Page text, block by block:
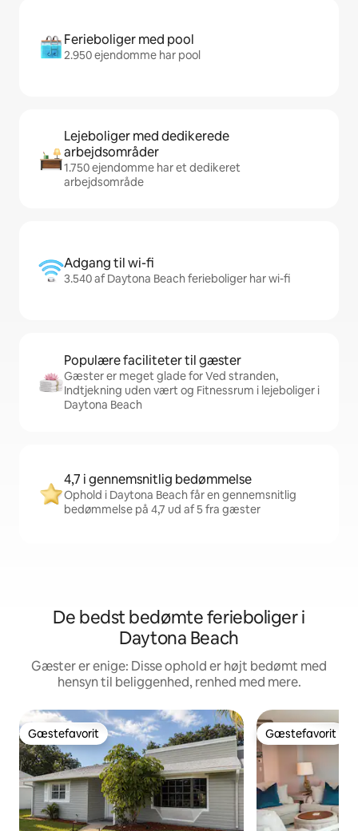
Ferieboliger med pool
2.950 ejendomme har pool
Lejeboliger med dedikerede
arbejdsområder
1.750 ejendomme har et dedikeret
arbejdsområde
Adgang til wi-fi
3.540 af Daytona Beach ferieboliger har wi-fi
Populære faciliteter til gæster
Gæster er meget glade for Ved stranden,
Indtjekning uden vært og Fitnessrum i lejeboliger i
Daytona Beach
4,7 i gennemsnitlig bedømmelse
Ophold i Daytona Beach får en gennemsnitlig
bedømmelse på 4,7 ud af 5 fra gæster
De bedst bedømte ferieboliger i
Daytona Beach
Gæster er enige: Disse ophold er højt bedømt med
hensyn til beliggenhed, renhed med mere.
Gæstefavorit
Gæstefavorit Gæstefavorit
Gæstefavorit